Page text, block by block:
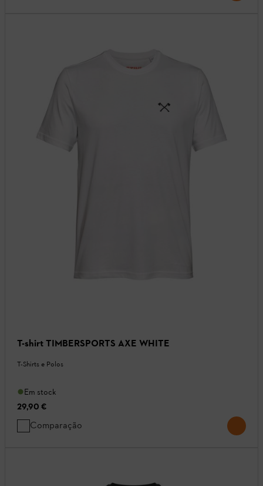
T-shirt TIMBERSPORTS AXE WHITE
T-Shirts e Polos
Em stock
29,90 €
Comparação